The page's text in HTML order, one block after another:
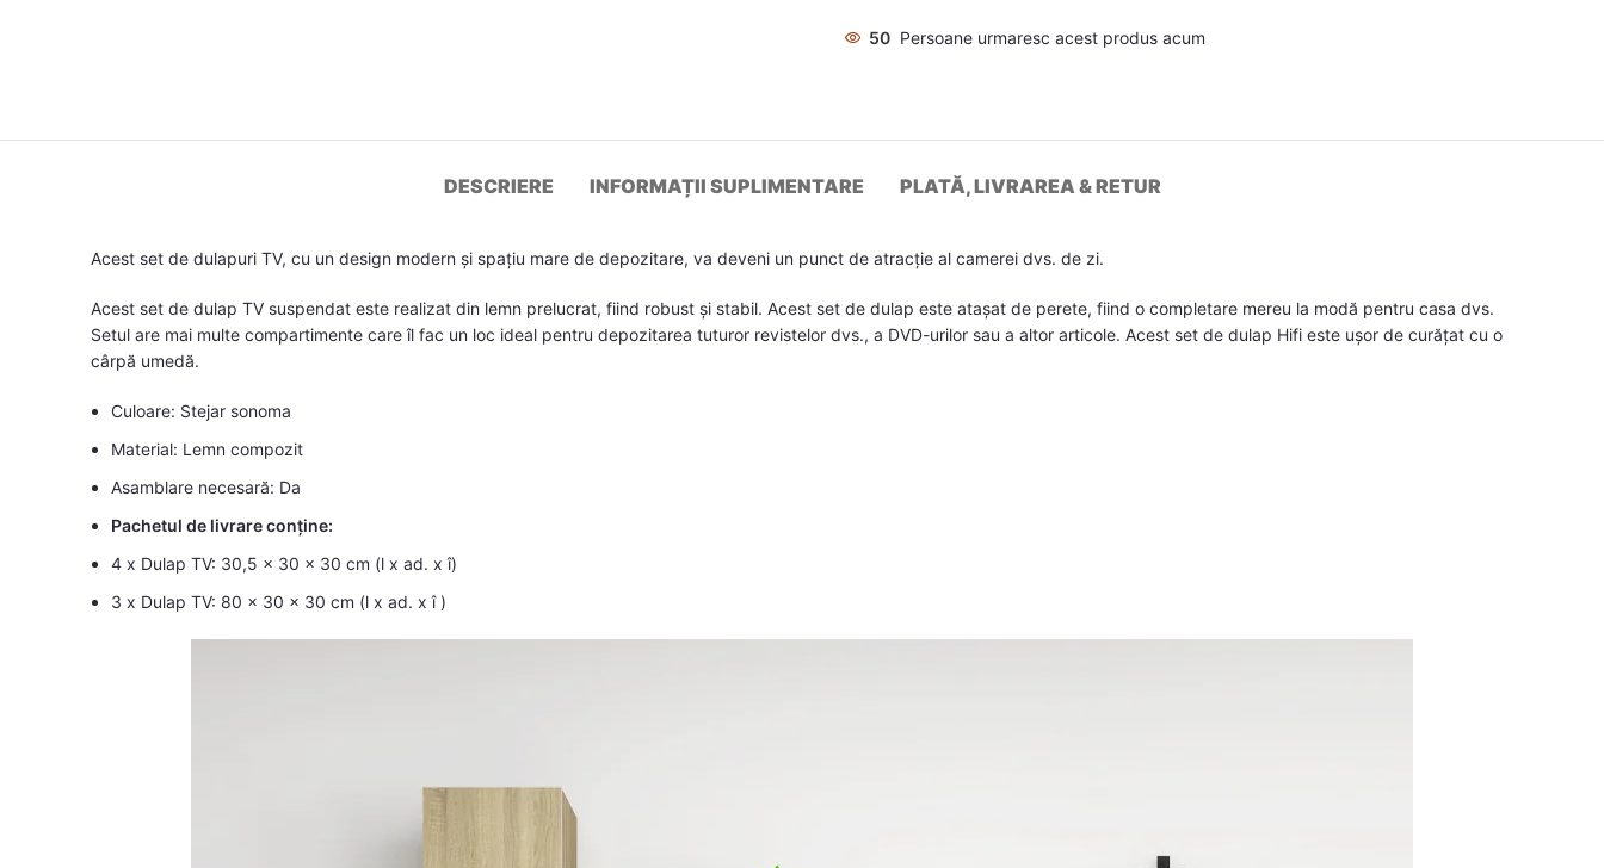
50 Persoane urmaresc acest produs acum
DESCRIERE INFORMAȚII SUPLIMENTARE PLATĂ, LIVRAREA & RETUR
Acest set de dulapuri TV, cu un design modern și spațiu mare de depozitare, va deveni un punct de atracție al camerei dvs. de zi.
Acest set de dulap TV suspendat este realizat din lemn prelucrat, fiind robust și stabil. Acest set de dulap este atașat de perete, fiind o completare mereu la modă pentru casa dvs.
Setul are mai multe compartimente care îl fac un loc ideal pentru depozitarea tuturor revistelor dvs., a DVD-urilor sau a altor articole. Acest set de dulap Hifi este ușor de curățat cu o
cârpă umedă.
Culoare: Stejar sonoma
Material: Lemn compozit
Asamblare necesară: Da
Pachetul de livrare conține:
4 x Dulap TV: 30,5 x 30 x 30 cm (l x ad. x î)
3 x Dulap TV: 80 x 30 x 30 cm (l x ad. x î )